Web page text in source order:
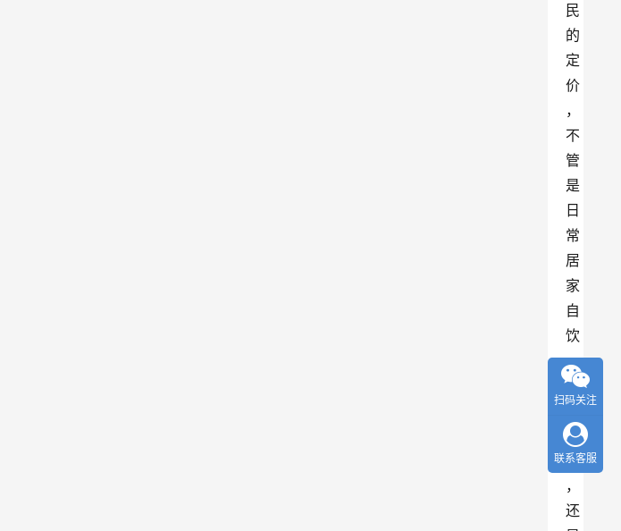
民
的
定
价
，
不
管
是
日
常
居
家
自
饮
、
好
友
小
聚
，
还
扫码关注
联系客服